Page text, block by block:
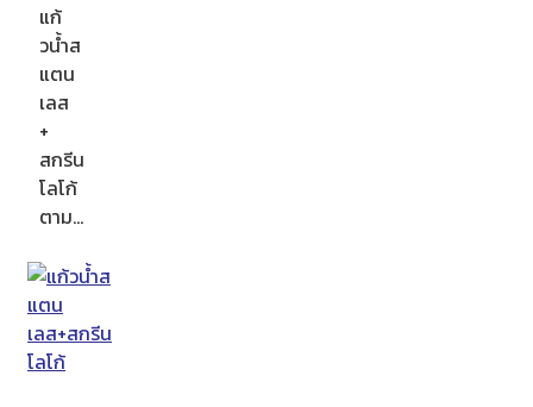
แก้
วน้ำส
แตน
เลส
+
สกรีน
โลโก้
ตาม…